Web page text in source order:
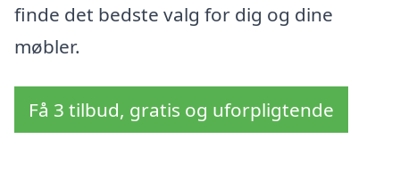
finde det bedste valg for dig og dine
møbler.
Få 3 tilbud, gratis og uforpligtende